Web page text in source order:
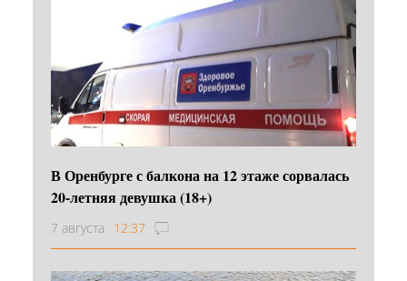
В Оренбурге с балкона на 12 этаже сорвалась
20-летняя девушка (18+)
7 августа 12:37